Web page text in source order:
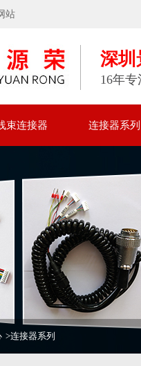
站
深圳
16年
束连接器 连接器系列
>连接器系列